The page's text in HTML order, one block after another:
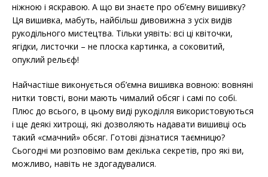
ніжною і яскравою. А що ви знаєте про об’ємну вишивку?
Ця вишивка, мабуть, найбільш дивовижна з усіх видів
рукодільного мистецтва. Тільки уявіть: всі ці квіточки,
ягідки, листочки – не плоска картинка, а соковитий,
опуклий рельєф!
Найчастіше виконується об’ємна вишивка вовною: вовняні
нитки товсті, вони мають чималий обсяг і самі по собі.
Плюс до всього, в цьому виді рукоділля використовуються
і ще деякі хитрощі, які дозволяють надавати вишивці ось
такий «смачний» обсяг. Готові дізнатися таємницю?
Сьогодні ми розповімо вам декілька секретів, про які ви,
можливо, навіть не здогадувалися.